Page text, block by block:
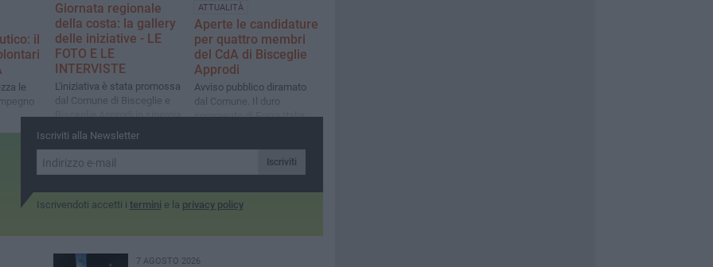
il
le
Giornata regionale
della costa: la gallery
delle iniziative - LE
FOTO E LE
INTERVISTE
​L'iniziativa è stata promossa
dal Comune di Bisceglie e
Bisceglie Approdi in sinergia
con diverse associazioni
ATTUALITÀ
Aperte le candidature
per quattro membri
del CdA di Bisceglie
Approdi
Avviso pubblico diramato
dal Comune. Il duro
commento di Forza Italia:
Iscriviti alla Newsletter
Iscriviti
Iscrivendoti accetti i termini e la privacy policy
7 AGOSTO 2026